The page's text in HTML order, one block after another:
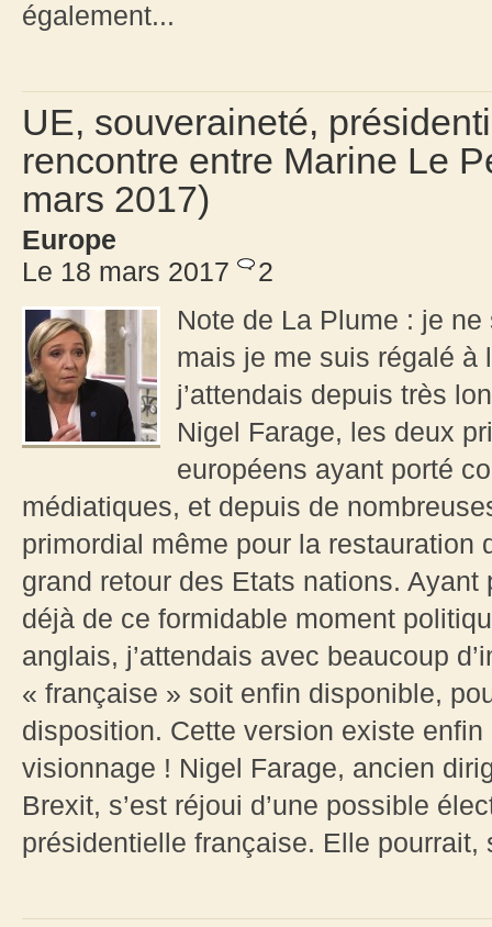
également...
UE, souveraineté,
rencontre entre Marine Le
mars 2017)
Europe
Le 18 mars 2017
2
Note de La Plume : je
mais je me suis régalé à
j’attendais depuis très
Nigel Farage, les deux
européens ayant porté
médiatiques, et depuis de
primordial même pour la
grand retour des Etats nations.
déjà de ce formidable moment
anglais, j’attendais avec beaucoup
« française » soit enfin disponible,
disposition. Cette version existe
visionnage ! Nigel Farage, ancien
Brexit, s’est réjoui d’une possible
présidentielle française. Elle pourrait,